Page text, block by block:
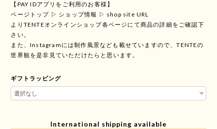
【PAY IDアプリをご利用のお客様】
ページトップ ▷ ショップ情報 ▷ shop site URL
よりTENTEオンラインショップ各ページにて商品の詳細をご確認下
さい。
また、Instagramには制作風景なども載せていますので、TENTEの
世界観を是非見ていただけたらと思います。
ギフトラッピング
International shipping available